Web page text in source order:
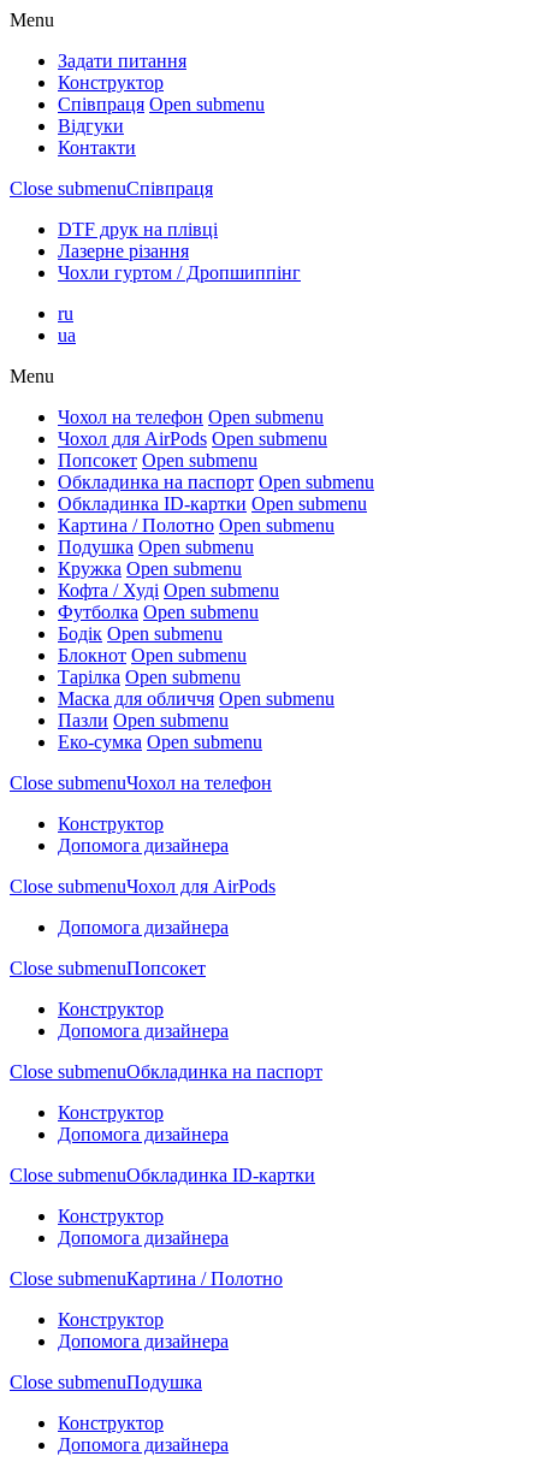
Menu
Задати питання
Конструктор
Співпраця Open submenu
Відгуки
Контакти
Close submenuСпівпраця
DTF друк на плівці
Лазерне різання
Чохли гуртом / Дропшиппінг
ru
ua
Menu
Чохол на телефон Open submenu
Чохол для AirPods Open submenu
Попсокет Open submenu
Обкладинка на паспорт Open submenu
Обкладинка ID-картки Open submenu
Картина / Полотно Open submenu
Подушка Open submenu
Кружка Open submenu
Кофта / Худі Open submenu
Футболка Open submenu
Бодік Open submenu
Блокнот Open submenu
Тарілка Open submenu
Маска для обличчя Open submenu
Пазли Open submenu
Еко-сумка Open submenu
Close submenuЧохол на телефон
Конструктор
Допомога дизайнера
Close submenuЧохол для AirPods
Допомога дизайнера
Close submenuПопсокет
Конструктор
Допомога дизайнера
Close submenuОбкладинка на паспорт
Конструктор
Допомога дизайнера
Close submenuОбкладинка ID-картки
Конструктор
Допомога дизайнера
Close submenuКартина / Полотно
Конструктор
Допомога дизайнера
Close submenuПодушка
Конструктор
Допомога дизайнера